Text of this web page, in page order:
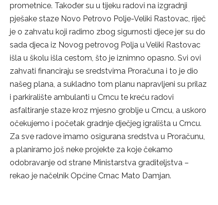
prometnice. Također su u tijeku radovi na izgradnji
pješake staze Novo Petrovo Polje-Veliki Rastovac, riječ
je o zahvatu koji radimo zbog sigurnosti djece jer su do
sada djeca iz Novog petrovog Polja u Veliki Rastovac
išla u školu išla cestom, što je iznimno opasno. Svi ovi
zahvati financiraju se sredstvima Proračuna i to je dio
našeg plana, a sukladno tom planu napravljeni su prilaz
i parkiralište ambulanti u Crncu te kreću radovi
asfaltiranje staze kroz mjesno groblje u Crncu, a uskoro
očekujemo i početak gradnje dječjeg igrališta u Crncu.
Za sve radove imamo osigurana sredstva u Proračunu,
a planiramo još neke projekte za koje čekamo
odobravanje od strane Ministarstva graditeljstva –
rekao je načelnik Općine Crnac Mato Damjan.